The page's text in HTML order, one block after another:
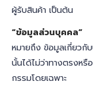
ผู้รับสินค้า เป็นต้น
“ข้อมูลส่วนบุคคล”
หมายถึง ข้อมูลเกี่ยวกั
นั้นได้ไม่ว่าทางตรงห
กรรมโดยเฉพาะ